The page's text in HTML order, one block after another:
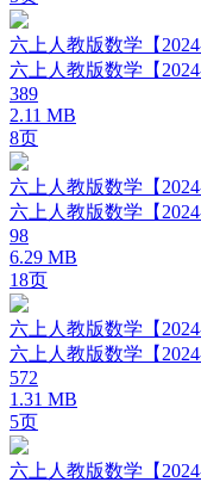
六上人教版数学【
六上人教版数学【
389
2.11 MB
8页
六上人教版数学【
六上人教版数学【
98
6.29 MB
18页
六上人教版数学【
六上人教版数学【
572
1.31 MB
5页
六上人教版数学【